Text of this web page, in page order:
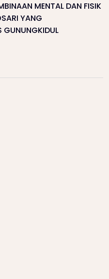
MENTAL DAN FISIK
YANG
GUNUNGKIDUL